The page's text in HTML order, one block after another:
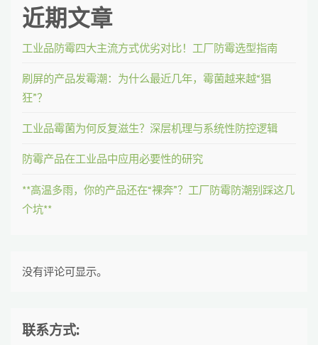
近期文章
工业品防霉四大主流方式优劣对比！工厂防霉选型指南
刷屏的产品发霉潮：为什么最近几年，霉菌越来越“猖
狂”？
工业品霉菌为何反复滋生？深层机理与系统性防控逻辑
防霉产品在工业品中应用必要性的研究
**高温多雨，你的产品还在“裸奔”？工厂防霉防潮别踩这几
个坑**
没有评论可显示。
联系方式: